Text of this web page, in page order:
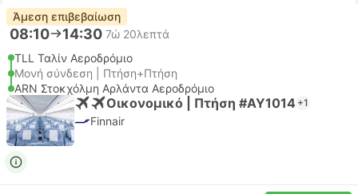
Άμεση επιβεβαίωση
08:10 14:30 7ώ 20λεπτά
TLL Ταλίν Αεροδρόμιο
Μονή σύνδεση | Πτήση+Πτήση
ARN Στοκχόλμη Αρλάντα Αεροδρόμιο
Οικονομικό | Πτήση #AY1014 +1
Finnair